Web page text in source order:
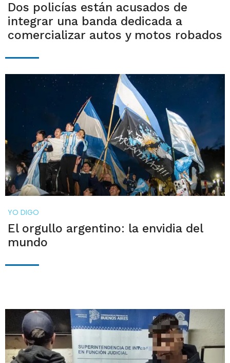
Dos policías están acusados de
integrar una banda dedicada a
comercializar autos y motos robados
YO DIGO
El orgullo argentino: la envidia del
mundo